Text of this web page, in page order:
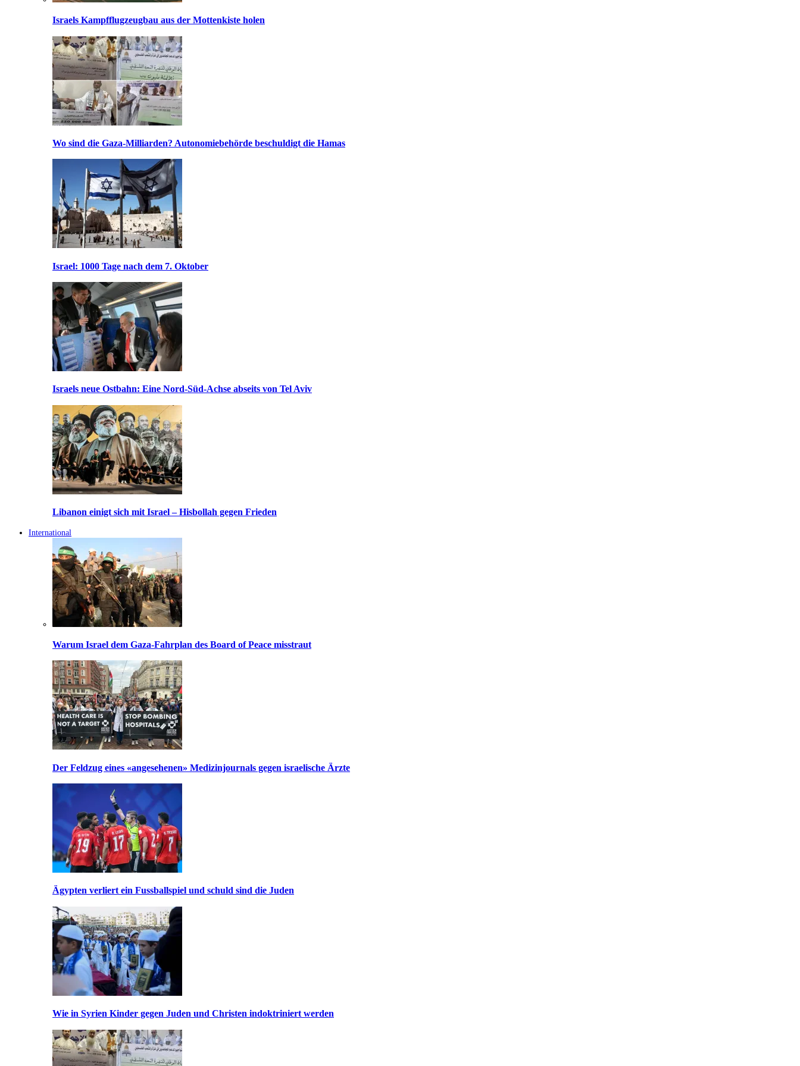
Israels Kampfflugzeugbau aus der Mottenkiste holen
Wo sind die Gaza-Milliarden? Autonomiebehörde beschuldigt die Hamas
Israel: 1000 Tage nach dem 7. Oktober
Israels neue Ostbahn: Eine Nord-Süd-Achse abseits von Tel Aviv
Libanon einigt sich mit Israel – Hisbollah gegen Frieden
International
Warum Israel dem Gaza-Fahrplan des Board of Peace misstraut
Der Feldzug eines «angesehenen» Medizinjournals gegen israelische Ärzte
Ägypten verliert ein Fussballspiel und schuld sind die Juden
Wie in Syrien Kinder gegen Juden und Christen indoktriniert werden